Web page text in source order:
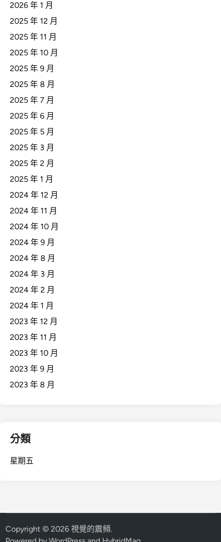
2026 年 1 月
2025 年 12 月
2025 年 11 月
2025 年 10 月
2025 年 9 月
2025 年 8 月
2025 年 7 月
2025 年 6 月
2025 年 5 月
2025 年 3 月
2025 年 2 月
2025 年 1 月
2024 年 12 月
2024 年 11 月
2024 年 10 月
2024 年 9 月
2024 年 8 月
2024 年 3 月
2024 年 2 月
2024 年 1 月
2023 年 12 月
2023 年 11 月
2023 年 10 月
2023 年 9 月
2023 年 8 月
分類
星期五
Copyright © 2026視覺的震頻.